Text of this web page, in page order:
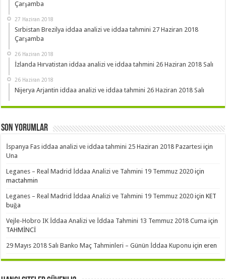
Çarşamba
27 Haziran 2018
Sırbistan Brezilya iddaa analizi ve iddaa tahmini 27 Haziran 2018
Çarşamba
26 Haziran 2018
İzlanda Hırvatistan iddaa analizi ve iddaa tahmini 26 Haziran 2018 Salı
26 Haziran 2018
Nijerya Arjantin iddaa analizi ve iddaa tahmini 26 Haziran 2018 Salı
Son Yorumlar
İspanya Fas iddaa analizi ve iddaa tahmini 25 Haziran 2018 Pazartesi için
Una
Leganes – Real Madrid İddaa Analizi ve Tahmini 19 Temmuz 2020 için
mactahmin
Leganes – Real Madrid İddaa Analizi ve Tahmini 19 Temmuz 2020 içinKET
buğa
Vejle-Hobro IK İddaa Analizi ve İddaa Tahmini 13 Temmuz 2018 Cuma için
TAHMİNCİ
29 Mayıs 2018 Salı Banko Maç Tahminleri – Günün İddaa Kuponu içineren